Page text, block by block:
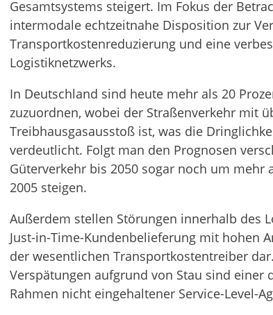
Gesamtsystems steigert. Im Fokus der
intermodale echtzeitnahe Disposition zur
Transportkostenreduzierung und eine
Logistiknetzwerks.
In Deutschland sind heute mehr als 20
zuzuordnen, wobei der Straßenverkehr mit
Treibhausgasausstoß ist, was die
verdeutlicht. Folgt man den Prognosen
Güterverkehr bis 2050 sogar noch um mehr
2005 steigen.
Außerdem stellen Störungen innerhalb des
Just-in-Time-Kundenbelieferung mit hohen
der wesentlichen Transportkostentreiber
Verspätungen aufgrund von Stau sind
Rahmen nicht eingehaltener Service-Level-